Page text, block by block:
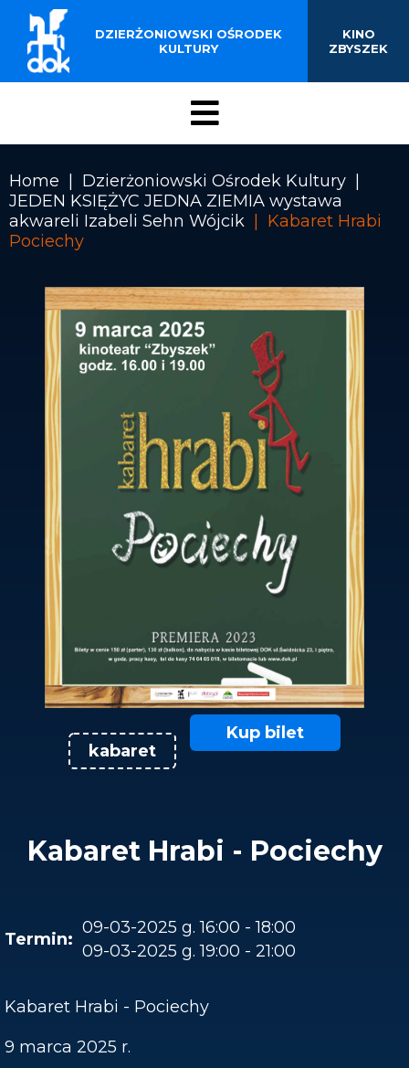
Przejdź
treści
Menu
DOK
BUDYNKU KINOTEATRU
„ZBYSZEK” W
DZIERŻONIOWIE
DZIERŻONIOWSKI OŚRODEK
KULTURY
KINO
ZBYSZEK
Ścieżka
nawigacyjna
Home
Dzierżoniowski Ośrodek Kultury
JEDEN KSIĘŻYC JEDNA ZIEMIA wystawa
akwareli Izabeli Sehn Wójcik
Kabaret Hrabi
Pociechy
kabaret
Kup bilet
Kabaret Hrabi - Pociechy
09-03-2025 g. 16:00 - 18:00
09-03-2025 g. 19:00 - 21:00
Kabaret Hrabi - Pociechy
9 marca 2025 r.